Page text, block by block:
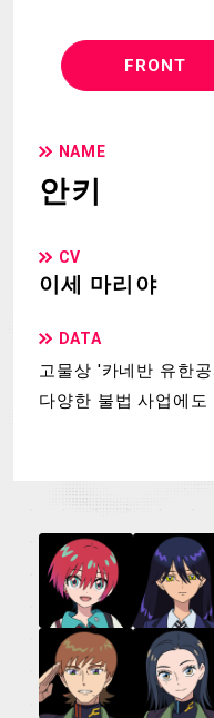
FRONT
NAME
안키
CV
이세 마리야
DATA
고물상 '카네반 유한
다양한 불법 사업에도